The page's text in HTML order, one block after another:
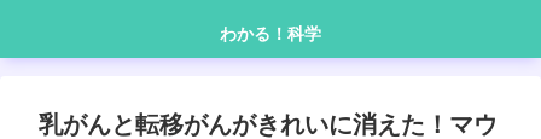
わかる！科学
乳がんと転移がんがきれいに消えた！マウ